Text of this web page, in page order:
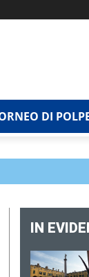
DI
IN